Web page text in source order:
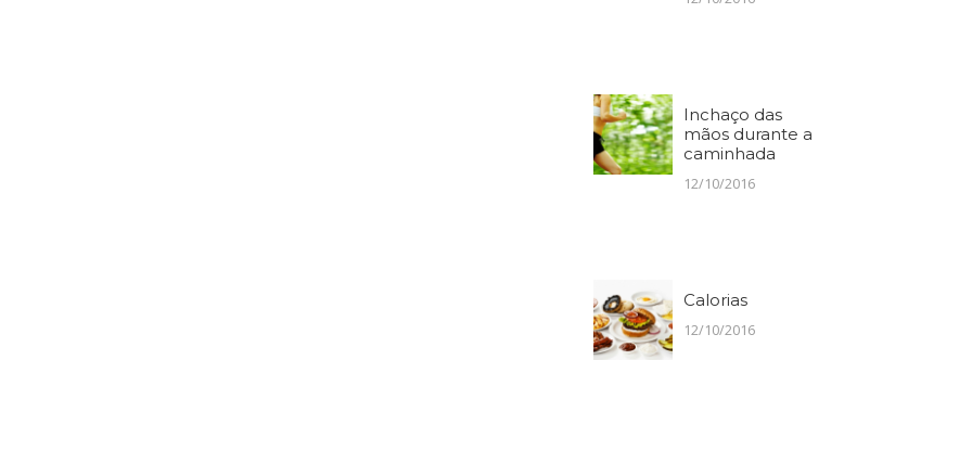
Inchaço das
mãos durante a
caminhada
12/10/2016
Calorias
12/10/2016